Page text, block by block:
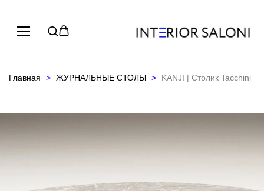
Главная ЖУРНАЛЬНЫЕ СТОЛЫ KANJI | Столик Tacchini